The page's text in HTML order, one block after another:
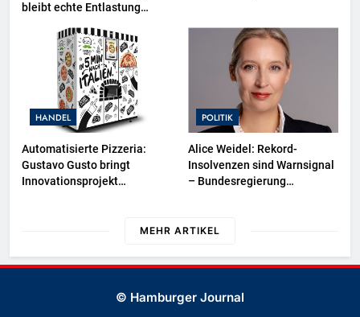
bleibt echte Entlastung
HANDEL
Automatisierte Pizzeria:
Gustavo Gusto bringt
Innovationsprojekt
POLITIK
Alice Weidel: Rekord-
Insolvenzen sind Warnsignal
– Bundesregierung
MEHR ARTIKEL
© Hamburger Journal